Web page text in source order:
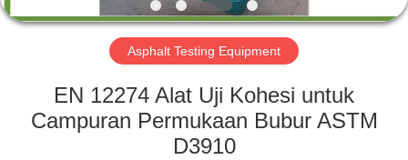
TUR
KONTROL
Asphalt Testing Equipment
EN 12274 Alat Uji Kohesi untuk
Campuran Permukaan Bubur ASTM
D3910